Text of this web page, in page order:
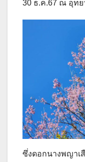
30 ธ.ค.67 ณ อุท
ซึ่งดอกนางพญาเ